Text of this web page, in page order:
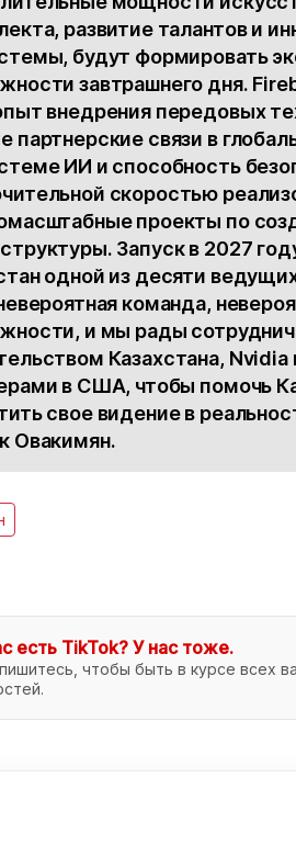
развитие талантов и
будут формировать
завтрашнего дня.
внедрения передовых
партнерские связи в
ИИ и способность
скоростью
проекты по
Запуск в 2027
одной из десяти
команда,
и мы рады
Казахстана,
в США, чтобы помочь
свое видение в
Овакимян.
есть TikTok? У нас тоже.
чтобы быть в курсе всех